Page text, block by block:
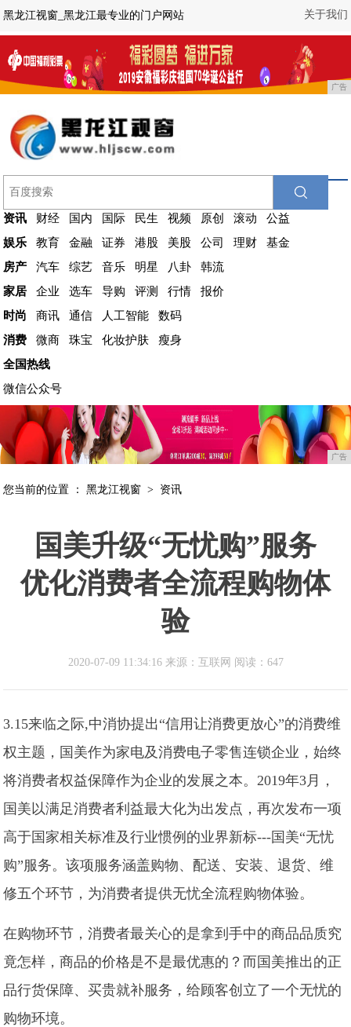
关于我们
黑龙江视窗_黑龙江最专业的门户网站
广告
资讯 财经 国内 国际 民生 视频 原创 滚动
公益
娱乐
教育 金融 证券 港股 美股 公司 理财
基金
房产
汽车 综艺 音乐 明星 八卦
韩流
家居
企业 选车 导购 评测 行情
报价
时尚
商讯 通信 人工智能
数码
消费
微商 珠宝 化妆护肤
瘦身
全国热线
微信公众号
广告
您当前的位置 ：黑龙江视窗 > 资讯
国美升级“无忧购”服务
优化消费者全流程购物体
验
2020-07-09 11:34:16 来源：互联网 阅读：647
3.15来临之际,中消协提出“信用让消费更放心”的消费维
权主题，国美作为家电及消费电子零售连锁企业，始终
将消费者权益保障作为企业的发展之本。2019年3月，
国美以满足消费者利益最大化为出发点，再次发布一项
高于国家相关标准及行业惯例的业界新标---国美“无忧
购”服务。该项服务涵盖购物、配送、安装、退货、维
修五个环节，为消费者提供无忧全流程购物体验。
在购物环节，消费者最关心的是拿到手中的商品品质究
竟怎样，商品的价格是不是最优惠的？而国美推出的正
品行货保障、买贵就补服务，给顾客创立了一个无忧的
购物环境。